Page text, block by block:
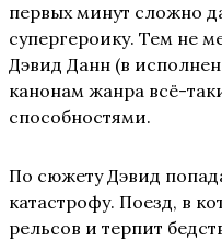
первых минут сложно
супергероику. Тем не
Дэвид Данн (в
канонам жанра всё-
способностями.
По сюжету Дэвид
катастрофу. Поезд, в
рельсов и терпит